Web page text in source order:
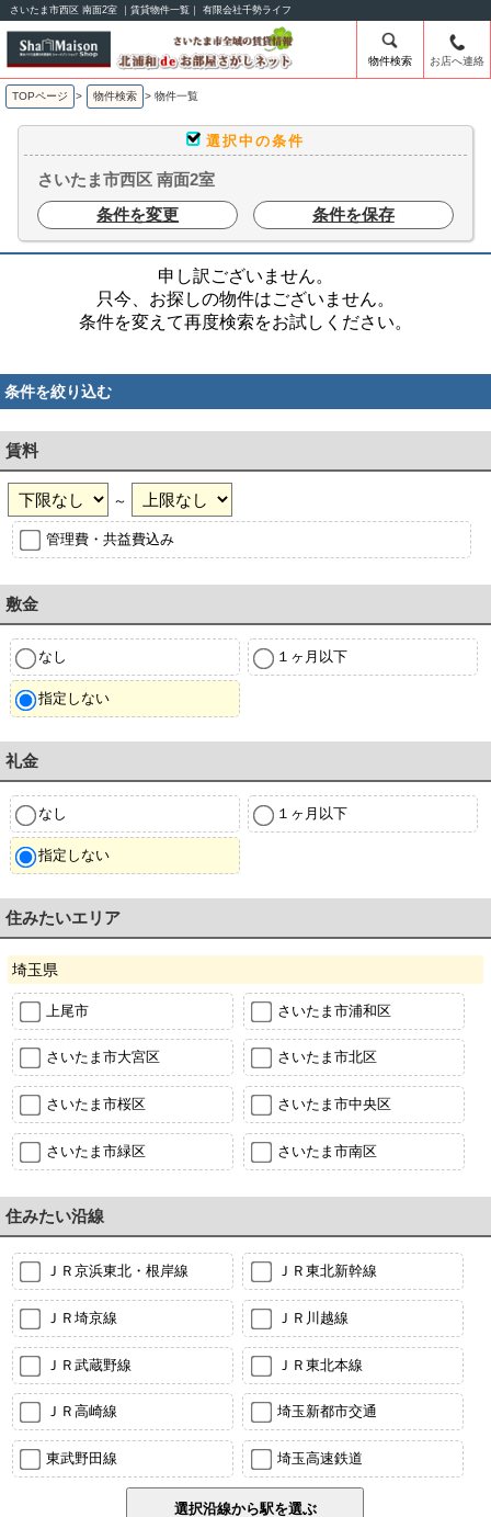
さいたま市西区 南面2室 ｜賃貸物件一覧｜ 有限会社千勢ライフ
物件検索 お店へ連絡
TOPページ > 物件検索 > 物件一覧
選択中の条件
さいたま市西区 南面2室
条件を変更
条件を保存
申し訳ございません。
只今、お探しの物件はございません。
条件を変えて再度検索をお試しください。
条件を絞り込む
賃料
～
管理費・共益費込み
敷金
なし １ヶ月以下
指定しない
礼金
なし １ヶ月以下
指定しない
住みたいエリア
埼玉県
上尾市 さいたま市浦和区
さいたま市大宮区 さいたま市北区
さいたま市桜区 さいたま市中央区
さいたま市緑区 さいたま市南区
住みたい沿線
ＪＲ京浜東北・根岸線 ＪＲ東北新幹線
ＪＲ埼京線 ＪＲ川越線
ＪＲ武蔵野線 ＪＲ東北本線
ＪＲ高崎線 埼玉新都市交通
東武野田線 埼玉高速鉄道